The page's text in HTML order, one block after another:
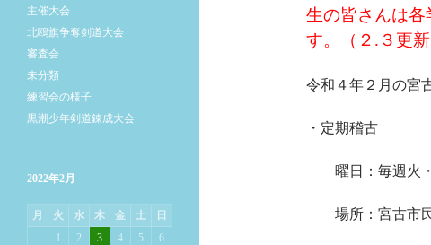
生の皆さんは各
す。（２.３更新
令和４年２月の宮
・定期稽古
曜日：毎週火・
場所：宮古市民
主催大会
北鴎旗争奪剣道大会
審査会
未分類
練習会の様子
黒潮少年剣道錬成大会
2022年2月
月 火 水 木 金 土 日
1 2 3 4 5
6